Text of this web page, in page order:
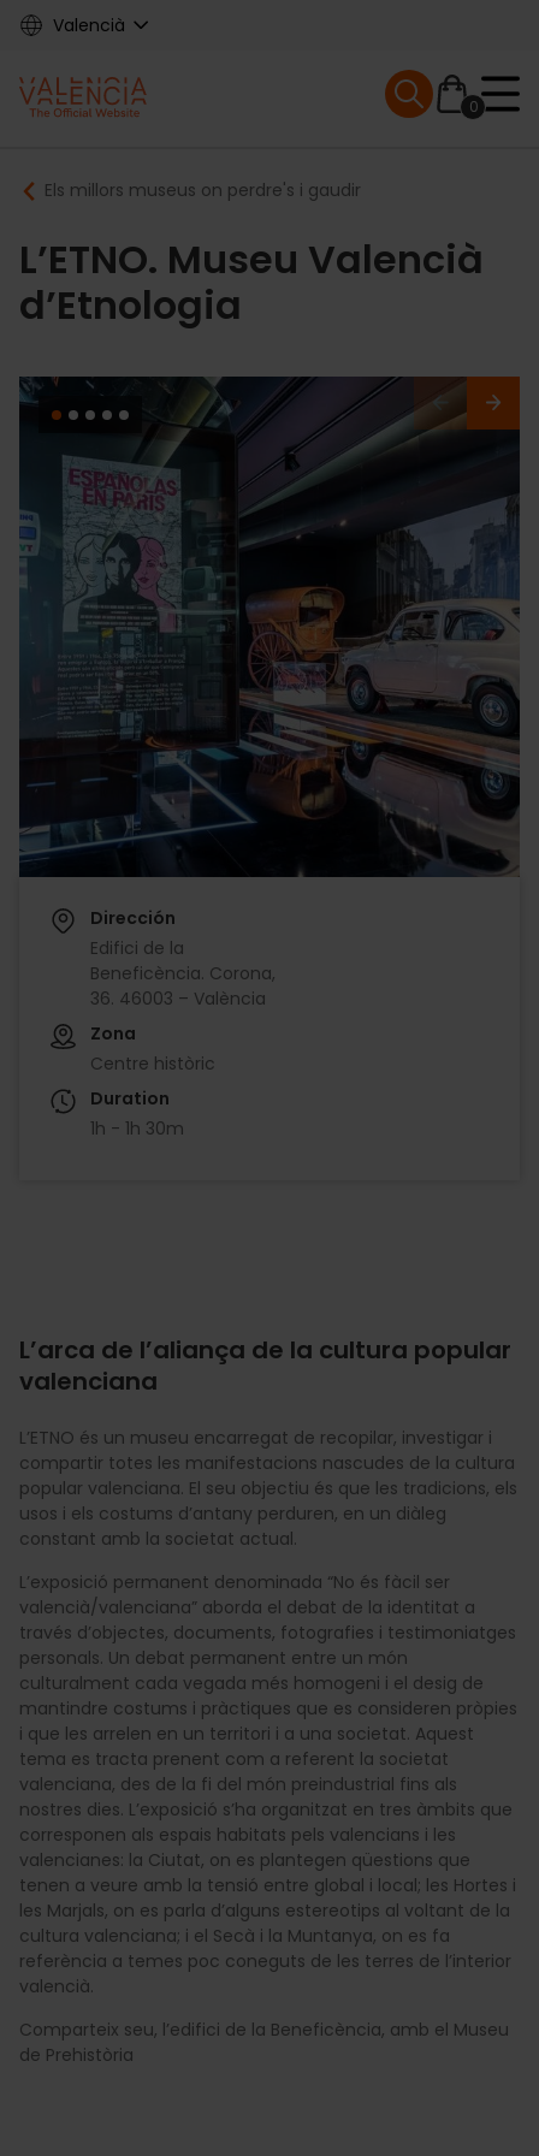
Skip
content
Valencià
Main
navigation
0
Mobile menu
Breadcrumb
Els millors museus on perdre's i gaudir
L’ETNO. Museu Valencià
d’Etnologia
Dirección
Edifici de la
Beneficència. Corona,
36. 46003 – València
Zona
Centre històric
Duration
1h - 1h 30m
L’arca de l’aliança de la cultura popular
valenciana
L’ETNO és un museu encarregat de recopilar, investigar i
compartir totes les manifestacions nascudes de la cultura
popular valenciana. El seu objectiu és que les tradicions, els
usos i els costums d’antany perduren, en un diàleg
constant amb la societat actual.
L’exposició permanent denominada “No és fàcil ser
valencià/valenciana” aborda el debat de la identitat a
través d’objectes, documents, fotografies i testimoniatges
personals. Un debat permanent entre un món
culturalment cada vegada més homogeni i el desig de
mantindre costums i pràctiques que es consideren pròpies
i que les arrelen en un territori i a una societat. Aquest
tema es tracta prenent com a referent la societat
valenciana, des de la fi del món preindustrial fins als
nostres dies. L’exposició s’ha organitzat en tres àmbits que
corresponen als espais habitats pels valencians i les
valencianes: la Ciutat, on es plantegen qüestions que
tenen a veure amb la tensió entre global i local; les Hortes i
les Marjals, on es parla d’alguns estereotips al voltant de la
cultura valenciana; i el Secà i la Muntanya, on es fa
referència a temes poc coneguts de les terres de l’interior
valencià.
Comparteix seu, l’edifici de la Beneficència, amb el Museu
de Prehistòria